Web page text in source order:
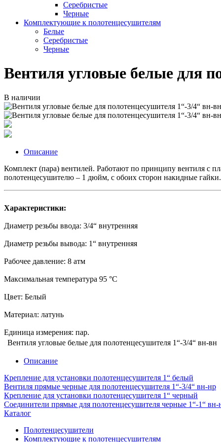
Серебристые
Черные
Комплектующие к полотенцесушителям
Белые
Серебристые
Черные
Вентиля угловые белые для
В наличии
Описание
Комплект (пара) вентилей. Работают по принципу вентиля с
полотенцесушителю – 1 дюйм, с обоих сторон накидные гайки.
Характеристики:
Диаметр резьбы ввода: 3/4“ внутренняя
Диаметр резьбы вывода: 1“ внутренняя
Рабочее давление: 8 атм
Максимальная температура 95 °C
Цвет: Белый
Материал: латунь
Единица измерения: пар.
Вентиля угловые белые для полотенцесушителя 1“-3/4“ вн-вн
Описание
Крепление для установки полотенцесушителя 1“ белый
Вентиля прямые черные для полотенцесушителя 1“-3/4“ вн-нр
Крепление для установки полотенцесушителя 1“ черный
Соединители прямые для полотенцесушителя черные 1“-1“ вн-
Каталог
Полотенцесушители
Комплектующие к полотенцесушителям